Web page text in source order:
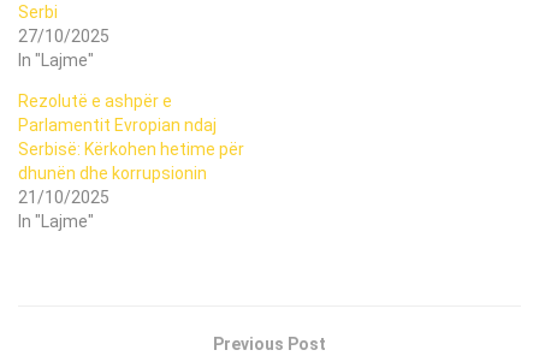
Serbi
27/10/2025
In "Lajme"
Rezolutë e ashpër e
Parlamentit Evropian ndaj
Serbisë: Kërkohen hetime për
dhunën dhe korrupsionin
21/10/2025
In "Lajme"
Previous Post